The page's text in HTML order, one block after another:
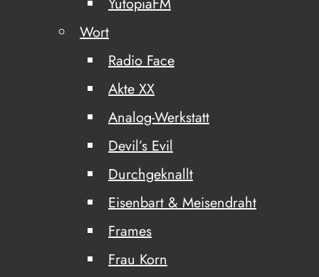
Wort
Radio Face
Akte XX
Analog-Werkstatt
Devil’s Evil
Durchgeknallt
Eisenbart & Meisendraht
Frames
Frau Korn